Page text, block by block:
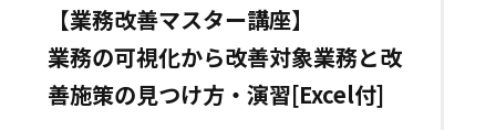
【業務改善マスター講座】
業務の可視化から改善対象業務と改
善施策の見つけ方・演習[Excel付]